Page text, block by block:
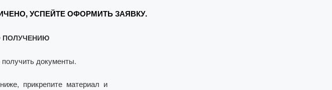
УСПЕЙТЕ ОФОРМИТЬ ЗАЯВКУ.
ПОЛУЧЕНИЮ
документы.
прикрепите материал и